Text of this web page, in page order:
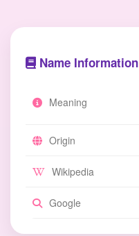
Name Information
Meaning
Origin
Wikipedia
Google